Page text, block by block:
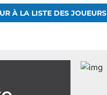
À LA LISTE DES JOUEURS